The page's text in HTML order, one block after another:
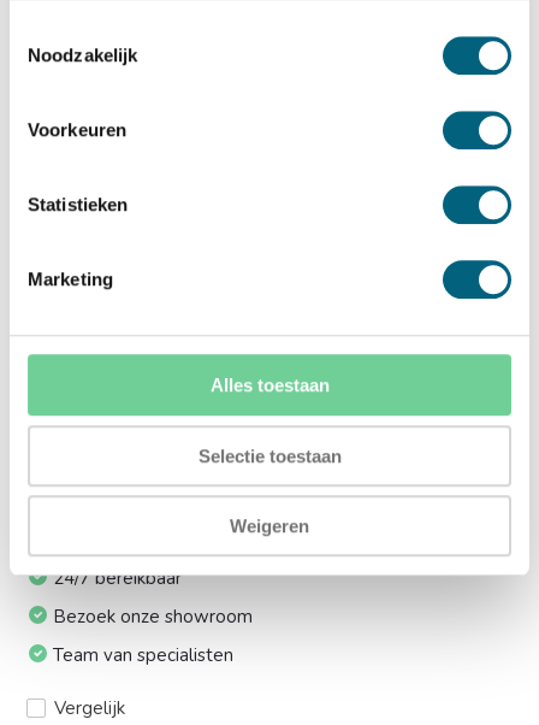
Noodzakelijk
Voorkeuren
Statistieken
Marketing
Alles toestaan
Selectie toestaan
Weigeren
Meerprijs installeren begane grond of op etage met
lift:
Ja (+€249,00)
Meerprijs electronisch codeslot i.p.v. sleutelslot:
Ja, levering tot aan uw voordeur
24/7 bereikbaar
Bezoek onze showroom
Team van specialisten
Vergelijk